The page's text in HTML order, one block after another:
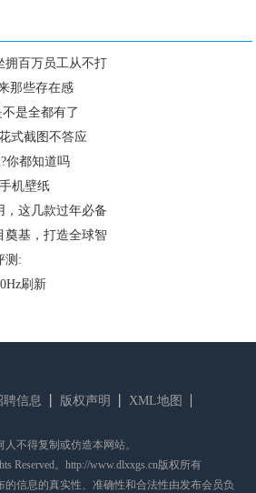
拥百万员工从不打
那些存在感
是全都有了
式截图不答应
你都知道吗
机壁纸
，这几款过年必备
奠基，打造全球智
测:
刷新
聘信息 版权声明
XML地图
人不得复制或仿造本网站。
Reserved。http://www.dlxxgs.cn版权所有
信息的真实性、准确性和合法性由发布会员负